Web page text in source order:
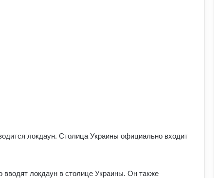
локдаун. Столица Украины официально входит
вводят локдаун в столице Украины. Он также
кого стосується ліміт
чому випадків агресії стає більше та